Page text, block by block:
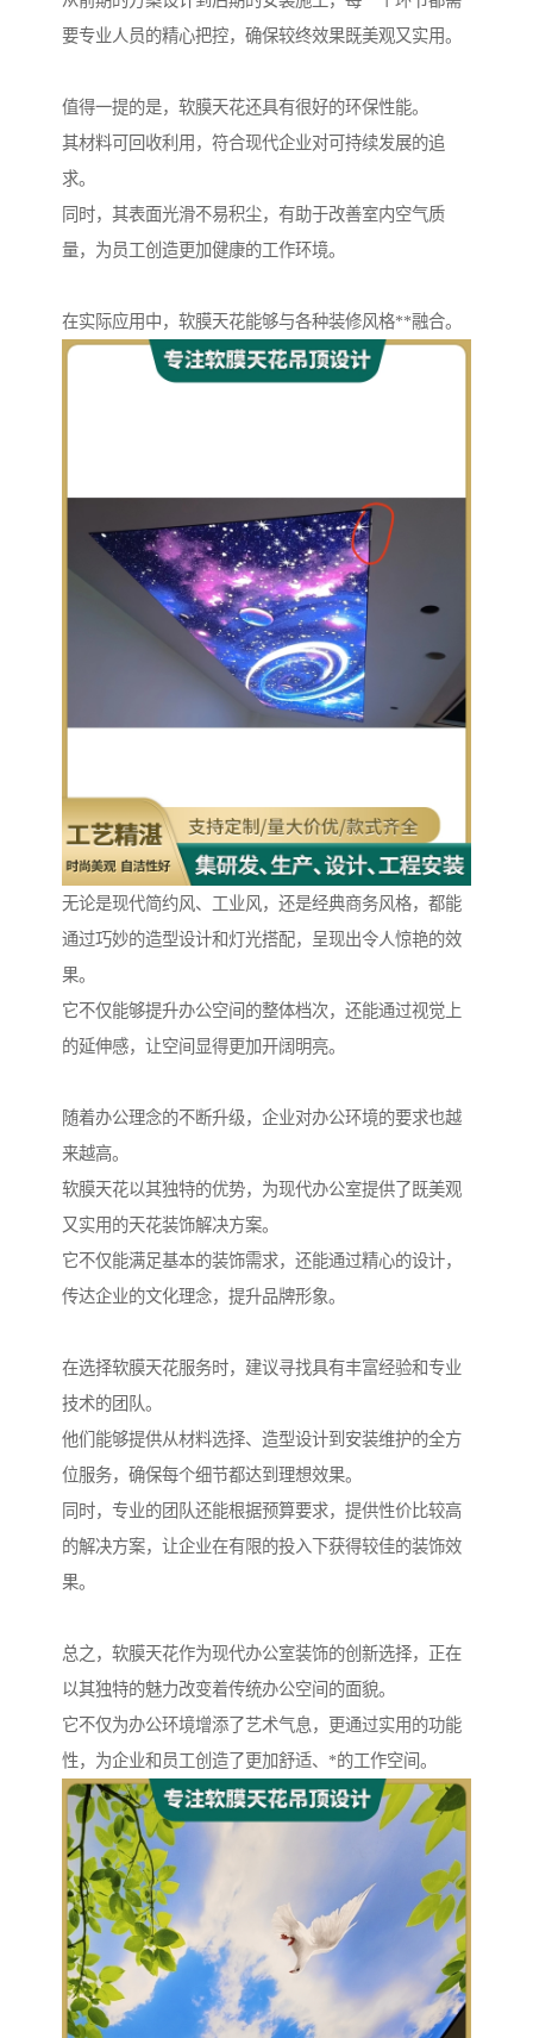
要专业人员的精心把控，确保较终效果既美观又实用。
值得一提的是，软膜天花还具有很好的环保性能。
其材料可回收利用，符合现代企业对可持续发展的追
求。
同时，其表面光滑不易积尘，有助于改善室内空气质
量，为员工创造更加健康的工作环境。
在实际应用中，软膜天花能够与各种装修风格**融合。
无论是现代简约风、工业风，还是经典商务风格，都能
通过巧妙的造型设计和灯光搭配，呈现出令人惊艳的效
果。
它不仅能够提升办公空间的整体档次，还能通过视觉上
的延伸感，让空间显得更加开阔明亮。
随着办公理念的不断升级，企业对办公环境的要求也越
来越高。
软膜天花以其独特的优势，为现代办公室提供了既美观
又实用的天花装饰解决方案。
它不仅能满足基本的装饰需求，还能通过精心的设计，
传达企业的文化理念，提升品牌形象。
在选择软膜天花服务时，建议寻找具有丰富经验和专业
技术的团队。
他们能够提供从材料选择、造型设计到安装维护的全方
位服务，确保每个细节都达到理想效果。
同时，专业的团队还能根据预算要求，提供性价比较高
的解决方案，让企业在有限的投入下获得较佳的装饰效
果。
总之，软膜天花作为现代办公室装饰的创新选择，正在
以其独特的魅力改变着传统办公空间的面貌。
它不仅为办公环境增添了艺术气息，更通过实用的功能
性，为企业和员工创造了更加舒适、*的工作空间。